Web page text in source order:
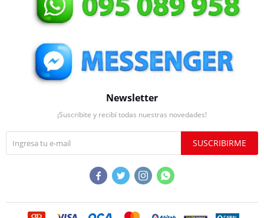
Newsletter
¡Suscribite y recibí todas nuestras novedades!
SUSCRIBIRME
   